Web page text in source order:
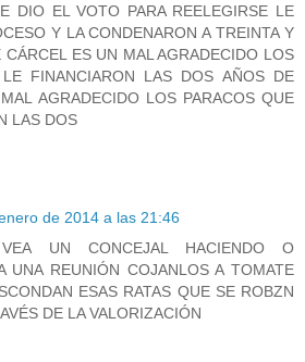
DIO EL VOTO PARA REELEGIRSE LE
Y LA CONDENARON A TREINTA Y
CÁRCEL ES UN MAL AGRADECIDO LOS
FINANCIARON LAS DOS AÑOS DE
AGRADECIDO LOS PARACOS QUE
LAS DOS
de 2014 a las 21:46
UN CONCEJAL HACIENDO O
UNA REUNIÓN COJANLOS A TOMATE
ESAS RATAS QUE SE ROBZN
DE LA VALORIZACIÓN